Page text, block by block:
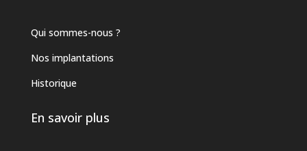
Qui sommes-nous ?
Nos implantations
Historique
En savoir plus